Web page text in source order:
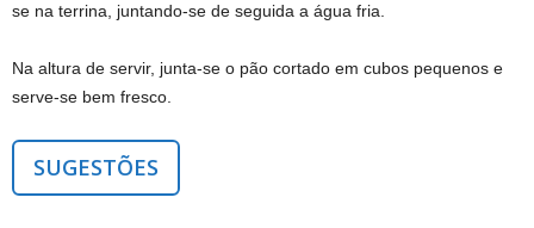
se na terrina, juntando-se de seguida a água fria.
Na altura de servir, junta-se o pão cortado em cubos pequenos e
serve-se bem fresco.
SUGESTÕES